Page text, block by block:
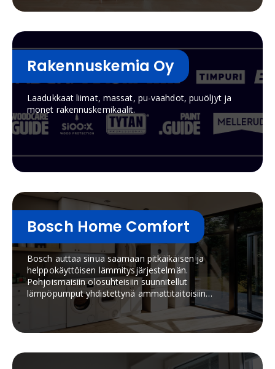
Rakennuskemia Oy
Laadukkaat liimat, massat, pu-vaahdot, puuöljyt ja
monet rakennuskemikaalit.
Bosch Home Comfort
Bosch auttaa sinua saamaan pitkäikäisen ja
helppokäyttöisen lämmitysjärjestelmän.
Pohjoismaisiin olosuhteisiin suunnitellut
lämpöpumput yhdistettynä ammattitaitoisiin
myyjiin ja parhaisiin asennustapoihin takaavat
taloyhtiöönne parhaan
lämmityslaitekokonaisuuden.